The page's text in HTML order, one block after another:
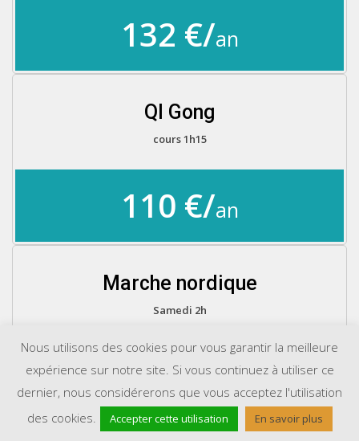
132 €/an
QI Gong
cours 1h15
110 €/an
Marche nordique
Samedi 2h
176 €/an
* (cours d’1 heure) Gym Tonic / Gym Entretien/
Nous utilisons des cookies pour vous garantir la meilleure
expérience sur notre site. Si vous continuez à utiliser ce
dernier, nous considérerons que vous acceptez l'utilisation
des cookies.
Accepter cette utilisation En savoir plus